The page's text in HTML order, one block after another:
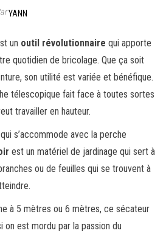
YANN
un outil révolutionnaire qui apporte
quotidien de bricolage. Que ça soit
son utilité est variée et bénéfique.
télescopique fait face à toutes sortes
travailler en hauteur.
s’accommode avec la perche
est un matériel de jardinage qui sert à
ou de feuilles qui se trouvent à
à 5 mètres ou 6 mètres, ce sécateur
on est mordu par la passion du